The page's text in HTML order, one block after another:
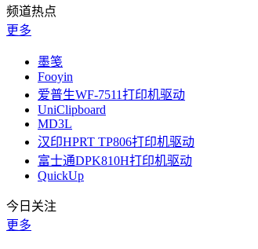
频道热点
更多
墨笺
Fooyin
爱普生WF‑7511打印机驱动
UniClipboard
MD3L
汉印HPRT TP806打印机驱动
富士通DPK810H打印机驱动
QuickUp
今日关注
更多